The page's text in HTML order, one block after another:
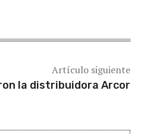
Artículo siguiente
la distribuidora Arcor